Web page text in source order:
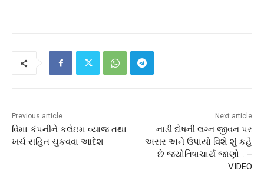
Previous article
વિમા કંપનીને કલેઇમ વ્યાજ તથા
ખર્ચ સહિત ચુકવવા આદેશ
Next article
નાડી દોષની લગ્ન જીવન પર
અસર અને ઉપાયો વિશે શું કહે
છે જ્યોતિષાચાર્ય જાણો… –
VIDEO